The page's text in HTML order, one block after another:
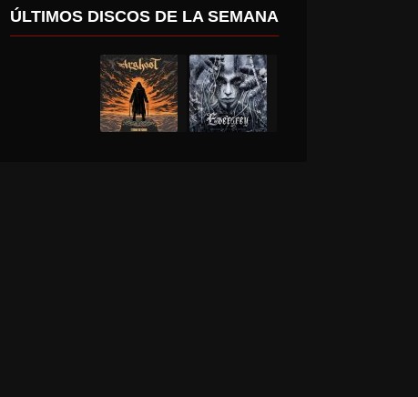
ÚLTIMOS DISCOS DE LA SEMANA